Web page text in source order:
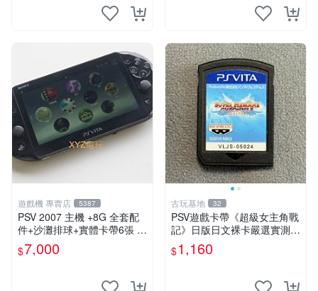
遊戲機 專賣店 5387
PSV 2007 主機 +8G 全套配
件+沙灘排球+實體卡帶6張 保
修一年 品質有保障
$7,000
古玩基地 32
PSV遊戲卡帶《超級女主角戰
記》日版日文裸卡嚴選實測正
常索尼專用 超級女主角戰記
PSV 日版 裸卡
$1,160